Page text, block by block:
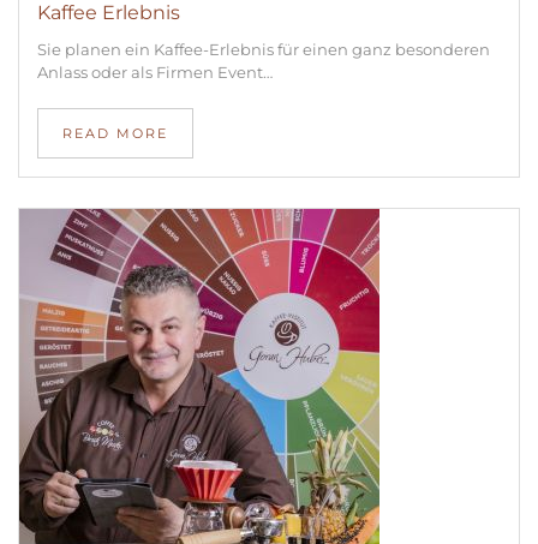
Kaffee Erlebnis
Sie planen ein Kaffee-Erlebnis für einen ganz besonderen
Anlass oder als Firmen Event…
READ MORE